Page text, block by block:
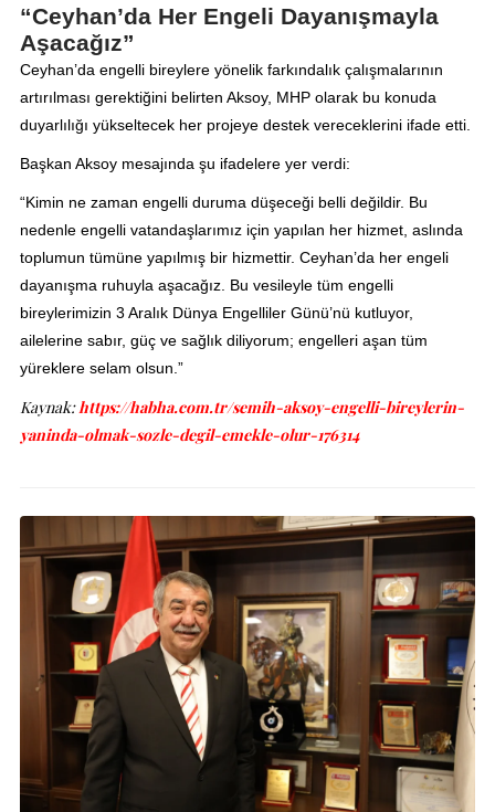
“Ceyhan’da Her Engeli Dayanışmayla
Aşacağız”
Ceyhan’da engelli bireylere yönelik farkındalık çalışmalarının
artırılması gerektiğini belirten Aksoy, MHP olarak bu konuda
duyarlılığı yükseltecek her projeye destek vereceklerini ifade etti.
Başkan Aksoy mesajında şu ifadelere yer verdi:
“Kimin ne zaman engelli duruma düşeceği belli değildir. Bu
nedenle engelli vatandaşlarımız için yapılan her hizmet, aslında
toplumun tümüne yapılmış bir hizmettir. Ceyhan’da her engeli
dayanışma ruhuyla aşacağız. Bu vesileyle tüm engelli
bireylerimizin 3 Aralık Dünya Engelliler Günü’nü kutluyor,
ailelerine sabır, güç ve sağlık diliyorum; engelleri aşan tüm
yüreklere selam olsun.”
Kaynak:https://habha.com.tr/semih-aksoy-engelli-bireylerin-
yaninda-olmak-sozle-degil-emekle-olur-176314